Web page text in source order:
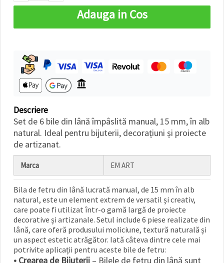
toate!
Adauga in Cos
Descriere
Set de 6 bile din lână împâslită manual, 15 mm, în alb
natural. Ideal pentru bijuterii, decorațiuni și proiecte
de artizanat.
Marca EM ART
Bila de fetru din lână lucrată manual, de 15 mm în alb
natural, este un element extrem de versatil și creativ,
care poate fi utilizat într-o gamă largă de proiecte
decorative și artizanale. Setul include 6 piese realizate din
lână, care oferă produsului moliciune, textură naturală și
un aspect estetic atrăgător. Iată câteva dintre cele mai
potrivite aplicații pentru aceste bile de fetru:
• Crearea de Bijuterii – Bilele de fetru din lână sunt